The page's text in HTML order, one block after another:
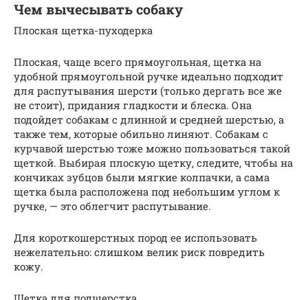
Чем вычесывать собаку
Плоская щетка-пуходерка
Плоская, чаще всего прямоугольная, щетка на
удобной прямоугольной ручке идеально подходит
для распутывания шерсти (только дергать все же
не стоит), придания гладкости и блеска. Она
подойдет собакам с длинной и средней шерстью, а
также тем, которые обильно линяют. Собакам с
курчавой шерстью тоже можно пользоваться такой
щеткой. Выбирая плоскую щетку, следите, чтобы на
кончиках зубцов были мягкие колпачки, а сама
щетка была расположена под небольшим углом к
ручке, — это облегчит распутывание.
Для короткошерстных пород ее использовать
нежелательно: слишком велик риск повредить
кожу.